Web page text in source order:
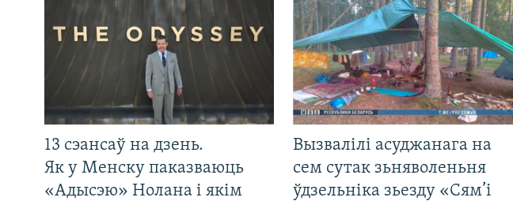
13 сэансаў на дзень.
Як у Менску паказваюць
«Адысэю» Нолана і якім
Вызвалілі асуджанага на
сем сутак зьняволеньня
ўдзельніка зьезду «Сям’і